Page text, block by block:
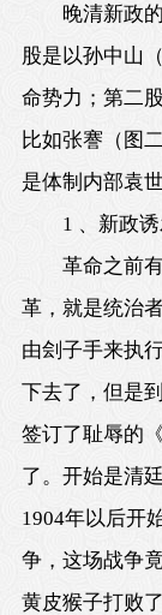
晚清新政
股是以孙中山
命势力；第二
比如张謇（图
是体制内部袁
1 、新政
革命之前
革，就是统治
由刽子手来执
下去了，但是
签订了耻辱的
了。开始是清
1904年以后开
争，这场战争
黄皮猴子打败